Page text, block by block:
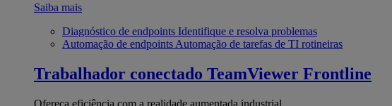
Saiba mais
Diagnóstico de endpoints Identifique e resolva problemas
Automação de endpoints Automação de tarefas de TI rotineiras
Trabalhador conectado TeamViewer Frontline
Ofereça eficiência com a realidade aumentada industrial.